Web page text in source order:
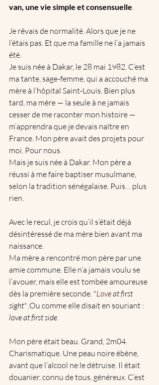
van, une vie simple et consensuelle
Je rêvais de normalité. Alors que je ne
l’étais pas. Et que ma famille ne l’a jamais
été.
Je suis née à Dakar, le 28 mai 1982. C’est
ma tante, sage-femme, qui a accouché ma
mère à l’hôpital Saint-Louis. Bien plus
tard, ma mère — la seule à ne jamais
cesser de me raconter mon histoire —
m’apprendra que je devais naître en
France. Mon père avait des projets pour
moi. Pour nous.
Mais je suis née à Dakar. Mon père a
réussi à me faire baptiser musulmane,
selon la tradition sénégalaise. Puis… plus
rien.
Avec le recul, je crois qu’il s’était déjà
désintéressé de ma mère bien avant ma
naissance.
Ma mère a rencontré mon père par une
amie commune. Elle n’a jamais voulu se
l’avouer, mais elle est tombée amoureuse
dès la première seconde. "Love at first
sight" . Ou comme elle disait en souriant :
love at first side
Mon père était beau. Grand, 2m04.
Charismatique. Une peau noire ébène,
avant que l’alcool ne le détruise. Il était
douanier, connu de tous, généreux. C’est